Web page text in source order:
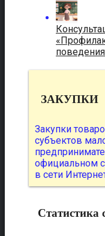
ЗАКУПКИ
Закупки
субъектов
официальном
в сети
Статистика